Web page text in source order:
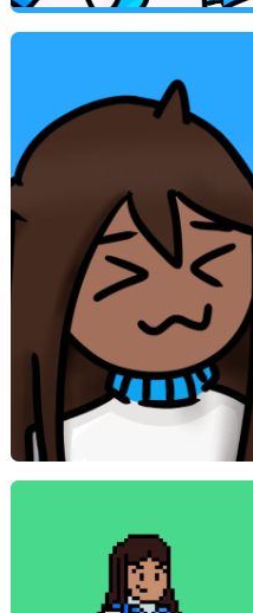
Fan Art by PeterStark000
PeterStark000
27/04/2020